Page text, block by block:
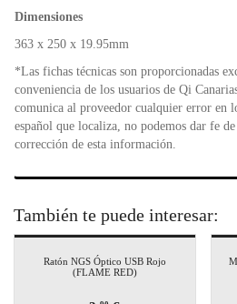
Dimensiones
363 x 250 x 19.95mm
*Las fichas técnicas son proporcionadas
conveniencia de los usuarios de Qi
comunica al proveedor cualquier error en
español que localiza, no podemos dar fe
corrección de esta información.
También te puede interesar:
Ratón NGS Óptico USB Rojo
(FLAME RED)